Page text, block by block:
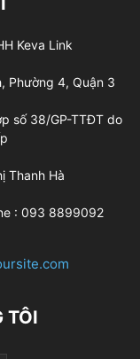
Keva Link
Phường 4, Quận 3
số 38/GP-TTĐT do
Thanh Hà
: 093 8899092
TÔI